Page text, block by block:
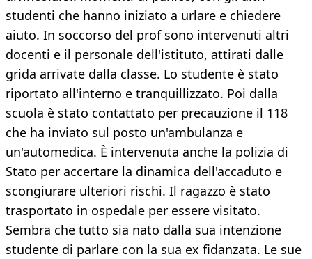
studenti che hanno iniziato a urlare e chiedere
aiuto. In soccorso del prof sono intervenuti altri
docenti e il personale dell'istituto, attirati dalle
grida arrivate dalla classe. Lo studente è stato
riportato all'interno e tranquillizzato. Poi dalla
scuola è stato contattato per precauzione il 118
che ha inviato sul posto un'ambulanza e
un'automedica. È intervenuta anche la polizia di
Stato per accertare la dinamica dell'accaduto e
scongiurare ulteriori rischi. Il ragazzo è stato
trasportato in ospedale per essere visitato.
Sembra che tutto sia nato dalla sua intenzione
studente di parlare con la sua ex fidanzata. Le sue